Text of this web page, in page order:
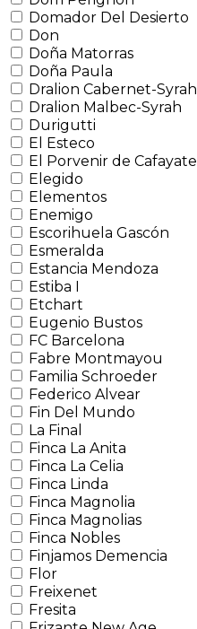
Domador Del Desierto
Don
Doña Matorras
Doña Paula
Dralion Cabernet-Syrah
Dralion Malbec-Syrah
Durigutti
El Esteco
El Porvenir de Cafayate
Elegido
Elementos
Enemigo
Escorihuela Gascón
Esmeralda
Estancia Mendoza
Estiba I
Etchart
Eugenio Bustos
FC Barcelona
Fabre Montmayou
Familia Schroeder
Federico Alvear
Fin Del Mundo
La Final
Finca La Anita
Finca La Celia
Finca Linda
Finca Magnolia
Finca Magnolias
Finca Nobles
Finjamos Demencia
Flor
Freixenet
Fresita